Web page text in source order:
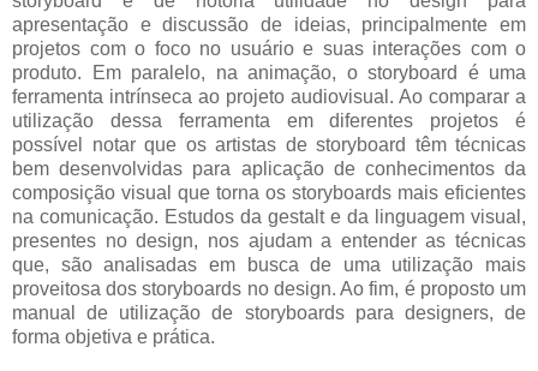
apresentação e discussão de ideias, principalmente em
projetos com o foco no usuário e suas interações com o
produto. Em paralelo, na animação, o storyboard é uma
ferramenta intrínseca ao projeto audiovisual. Ao comparar a
utilização dessa ferramenta em diferentes projetos é
possível notar que os artistas de storyboard têm técnicas
bem desenvolvidas para aplicação de conhecimentos da
composição visual que torna os storyboards mais eficientes
na comunicação. Estudos da gestalt e da linguagem visual,
presentes no design, nos ajudam a entender as técnicas
que, são analisadas em busca de uma utilização mais
proveitosa dos storyboards no design. Ao fim, é proposto um
manual de utilização de storyboards para designers, de
forma objetiva e prática.